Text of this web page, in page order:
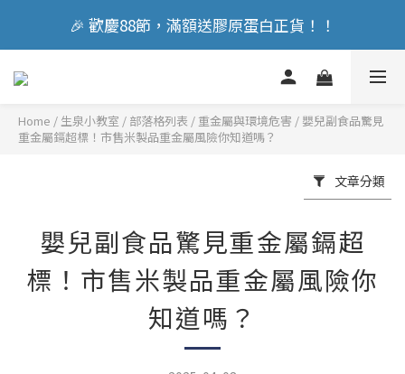
🎉 歡慶88節，滿額送膠原蛋白正貨！！
🎉 歡慶88節，滿額送膠原蛋白正貨！！
立即加入會員享『300元』購物金
🎉 歡慶88節，滿額送膠原蛋白正貨！！
Home / 部落格列表 / 重金屬與環境危害 / 嬰兒副食品驚見
重金屬鎘超標！市售米製品重金屬風險你知道嗎？
文章分類
嬰兒副食品驚見重金屬鎘超
標！市售米製品重金屬風險你
知道嗎？